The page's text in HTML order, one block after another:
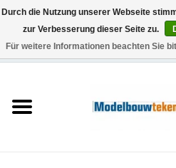
Schiffe
Durch die Nutzung unserer Webseite
zur Verbesserung dieser Seite zu.
Für weitere Informationen beachten Sie